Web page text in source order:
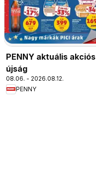
PENNY aktuális akciós
újság
08.06. - 2026.08.12.
PENNY